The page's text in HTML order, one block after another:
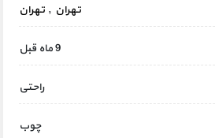
تهران , تهران
9 ماه قبل
راحتی
چوب